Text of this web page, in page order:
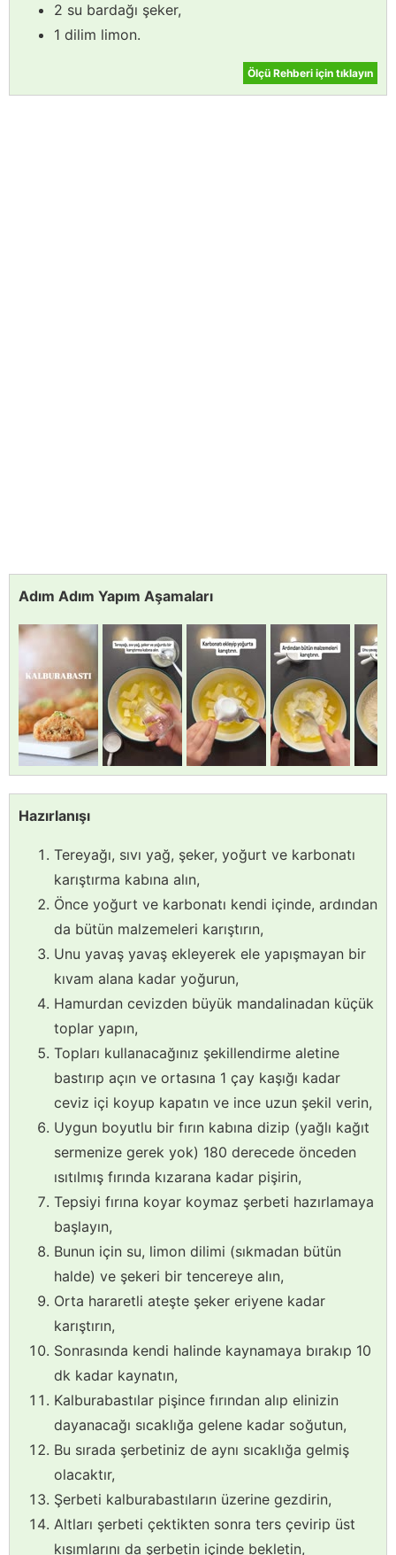
2 su bardağı şeker,
1 dilim limon.
Ölçü Rehberi için tıklayın
Adım Adım Yapım Aşamaları
Hazırlanışı
Tereyağı, sıvı yağ, şeker, yoğurt ve karbonatı
karıştırma kabına alın,
Önce yoğurt ve karbonatı kendi içinde, ardından
da bütün malzemeleri karıştırın,
Unu yavaş yavaş ekleyerek ele yapışmayan bir
kıvam alana kadar yoğurun,
Hamurdan cevizden büyük mandalinadan küçük
toplar yapın,
Topları kullanacağınız şekillendirme aletine
bastırıp açın ve ortasına 1 çay kaşığı kadar
ceviz içi koyup kapatın ve ince uzun şekil verin,
Uygun boyutlu bir fırın kabına dizip (yağlı kağıt
sermenize gerek yok) 180 derecede önceden
ısıtılmış fırında kızarana kadar pişirin,
Tepsiyi fırına koyar koymaz şerbeti hazırlamaya
başlayın,
Bunun için su, limon dilimi (sıkmadan bütün
halde) ve şekeri bir tencereye alın,
Orta hararetli ateşte şeker eriyene kadar
karıştırın,
Sonrasında kendi halinde kaynamaya bırakıp 10
dk kadar kaynatın,
Kalburabastılar pişince fırından alıp elinizin
dayanacağı sıcaklığa gelene kadar soğutun,
Bu sırada şerbetiniz de aynı sıcaklığa gelmiş
olacaktır,
Şerbeti kalburabastıların üzerine gezdirin,
Altları şerbeti çektikten sonra ters çevirip üst
kısımlarını da şerbetin içinde bekletin,